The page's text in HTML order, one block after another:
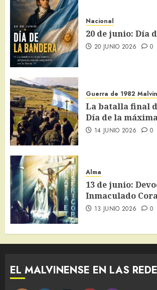
Nacional
20 de junio: Día
20 JUNIO 2026 0
Guerra de 1982
La batalla final
Día de la
14 JUNIO 2026 0
Alma
13 de junio:
Inmaculado
13 JUNIO 2026 0
EL MALVINENSE EN LAS